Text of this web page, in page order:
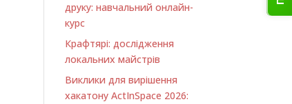
друку: навчальний онлайн-
курс
Крафтярі: дослідження
локальних майстрів
Виклики для вирішення
хакатону ActInSpace 2026: